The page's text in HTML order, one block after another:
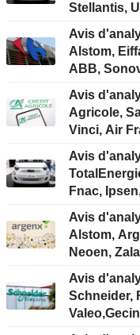
Stellantis,
Avis
Alstom,
ABB,
Avis
Agricole,
Vinci, Air
Avis
Fnac,
Avis
Alstom,
Neoen,
Avis
Schneider,